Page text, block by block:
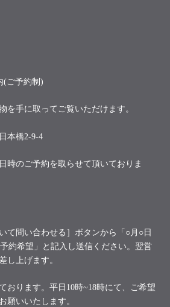
(ご予約制)
を手に取ってご覧いただけます。
本橋2-9-4
時のご予約を取らせて頂いておりま
て問い合わせる］ボタンから「○月○日
約希望」と記入し送信ください。翌営
し上げます。
おります。平日10時~18時にて、ご希望
願いいたします。